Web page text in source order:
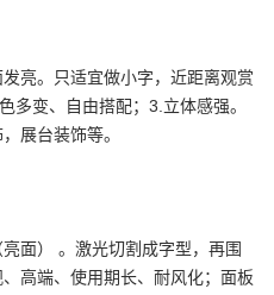
亮。只适宜做小字，近距离观赏
变、自由搭配；3.立体感强。
展台装饰等。
面） 。激光切割成字型，再围
高端、使用期长、耐风化；面板